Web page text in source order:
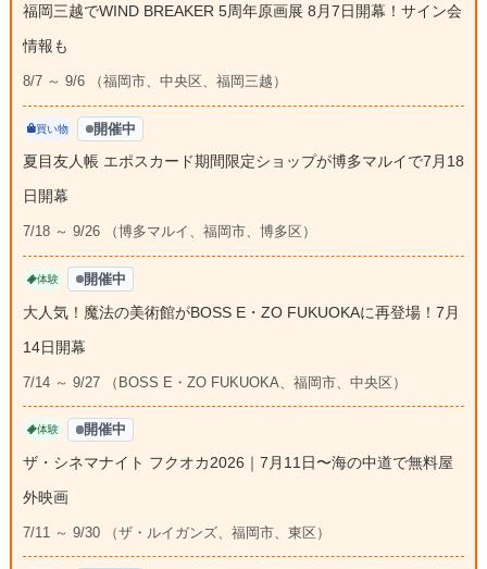
福岡三越でWIND BREAKER 5周年原画展 8月7日開幕！サイン会
情報も
8/7 ～ 9/6 （福岡市、中央区、福岡三越）
買い物 開催中
夏目友人帳 エポスカード期間限定ショップが博多マルイで7月18
日開幕
7/18 ～ 9/26 （博多マルイ、福岡市、博多区）
体験 開催中
大人気！魔法の美術館がBOSS E・ZO FUKUOKAに再登場！7月
14日開幕
7/14 ～ 9/27 （BOSS E・ZO FUKUOKA、福岡市、中央区）
体験 開催中
ザ・シネマナイト フクオカ2026｜7月11日〜海の中道で無料屋
外映画
7/11 ～ 9/30 （ザ・ルイガンズ、福岡市、東区）